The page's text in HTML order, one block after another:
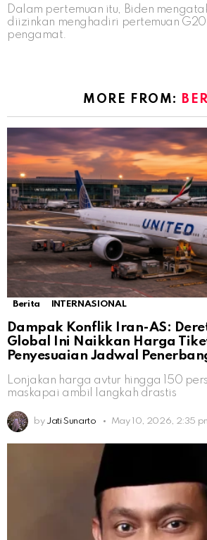
Dalam pertemuan itu, Biden
diizinkan menghadiri pertemuan
pengamat.
MORE FROM:
Berita INTERNASIONAL
Dampak Konflik Iran-AS:
Global Ini Naikkan Harga
Penyesuaian Jadwal
Lonjakan harga avtur hingga 150
maskapai ambil langkah drastis
by Jati Sunarto May 10, 2026, 2:35